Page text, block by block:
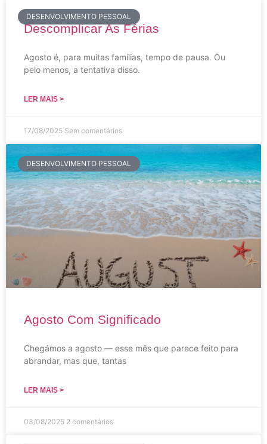
DESENVOLVIMENTO PESSOAL
Descomplicar As Férias
Agosto é, para muitas famílias, tempo de pausa. Ou
pelo menos, a tentativa disso.
LER MAIS >
17/08/2025 Sem comentários
DESENVOLVIMENTO PESSOAL
Agosto Com Significado
Chegámos a agosto — esse mês que parece feito para
abrandar, mas que, tantas
LER MAIS >
03/08/2025 2 comentários